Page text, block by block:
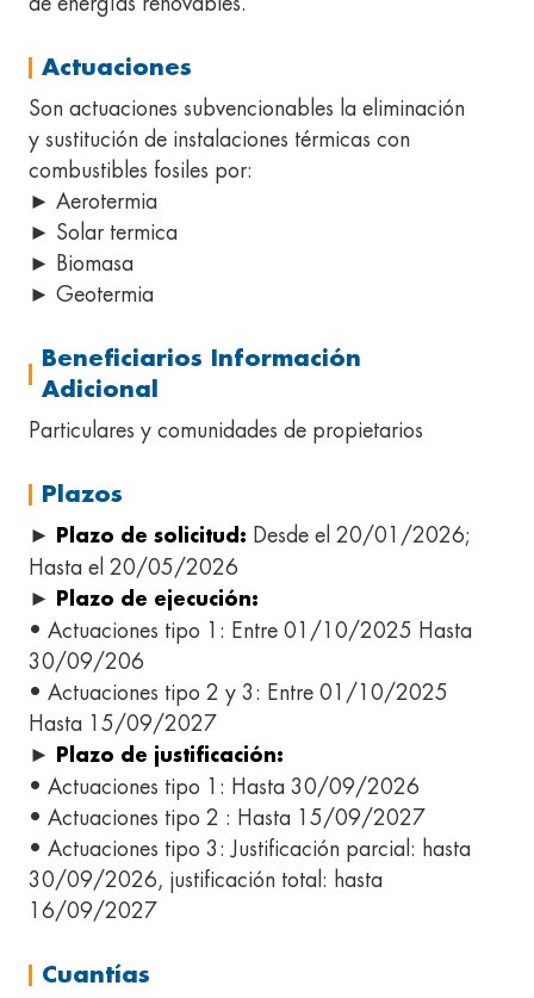
Actuaciones
Son actuaciones subvencionables la eliminación
y sustitución de instalaciones térmicas con
combustibles fosiles por:
► Aerotermia
► Solar termica
► Biomasa
► Geotermia
Beneficiarios Información
Adicional
Particulares y comunidades de propietarios
Plazos
► Plazo de solicitud: Desde el 20/01/2026;
Hasta el 20/05/2026
►
Plazo de ejecución:
• Actuaciones tipo 1: Entre 01/10/2025 Hasta
30/09/206
• Actuaciones tipo 2 y 3: Entre 01/10/2025
Hasta 15/09/2027
►
Plazo de justificación:
• Actuaciones tipo 1: Hasta 30/09/2026
• Actuaciones tipo 2 : Hasta 15/09/2027
• Actuaciones tipo 3: Justificación parcial: hasta
30/09/2026, justificación total: hasta
16/09/2027
Cuantías